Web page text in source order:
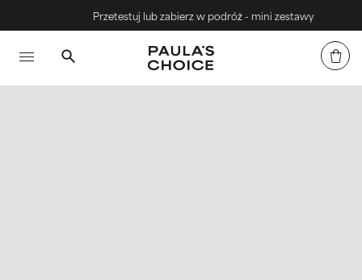
Przetestuj lub zabierz w podróż - mini zestawy